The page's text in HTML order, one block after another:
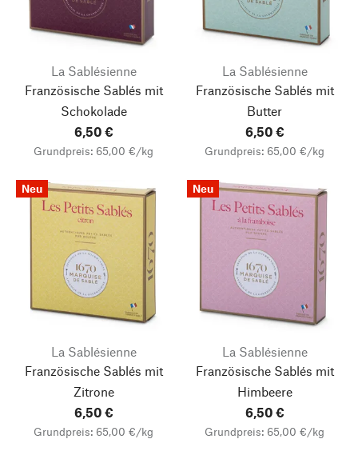
La Sablésienne
Französische Sablés mit
Schokolade
6,50 €
Grundpreis: 65,00 €/kg
La Sablésienne
Französische Sablés mit
Butter
6,50 €
Grundpreis: 65,00 €/kg
Neu
La Sablésienne
Französische Sablés mit
Zitrone
6,50 €
Grundpreis: 65,00 €/kg
Neu
La Sablésienne
Französische Sablés mit
Himbeere
6,50 €
Grundpreis: 65,00 €/kg
Nach oben